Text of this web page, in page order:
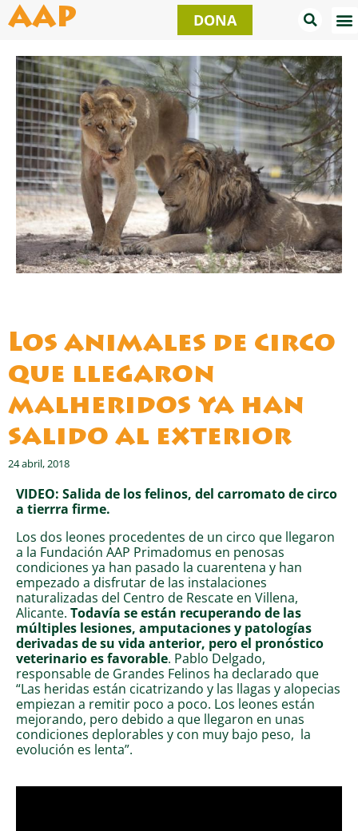
alAAP DONA
Los animales de circo
que llegaron
malheridos ya han
salido al exterior
24 abril, 2018
VIDEO: Salida de los felinos, del carromato de circo
a tierrra firme.
Los dos leones procedentes de un circo que llegaron
a la Fundación AAP Primadomus en penosas
condiciones ya han pasado la cuarentena y han
empezado a disfrutar de las instalaciones
naturalizadas del Centro de Rescate en Villena,
Alicante. Todavía se están recuperando de las
múltiples lesiones, amputaciones y patologías
derivadas de su vida anterior, pero el pronóstico
veterinario es favorable. Pablo Delgado,
responsable de Grandes Felinos ha declarado que
“Las heridas están cicatrizando y las llagas y alopecias
empiezan a remitir poco a poco. Los leones están
mejorando, pero debido a que llegaron en unas
condiciones deplorables y con muy bajo peso, la
evolución es lenta”.